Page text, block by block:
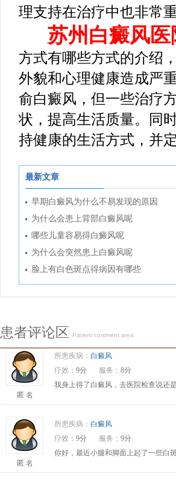
理支持在治疗中也非常重
苏州白癜风医
方式有哪些方式的介绍
外貌和心理健康造成严
俞白癜风，但一些治疗
状，提高生活质量。同
持健康的生活方式，并
最新文章
早期白癜风为什么不易发现的原因
为什么会患上背部白癜风呢
哪些儿童容易得白癜风呢
为什么会突然患上白癜风呢
脸上有白色斑点得病因有哪些
患者评论区 Patient comment area
匿 名
所患疾病： 白癜风
疗效： 9分 服务： 8分
我身上得了白癜风，去医院检查说还
匿 名
所患疾病： 白癜风
疗效： 9分 服务： 9分
你好，最近小腿和脚面上起了一些白